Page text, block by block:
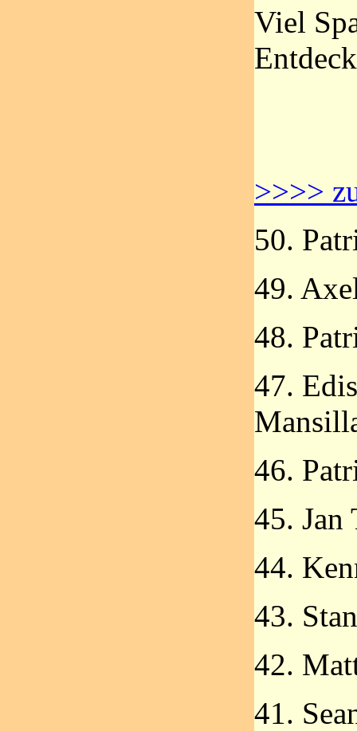
Viel
>>>>
50.
49.
48.
47.
46.
45. Jan
44.
43.
42.
41.